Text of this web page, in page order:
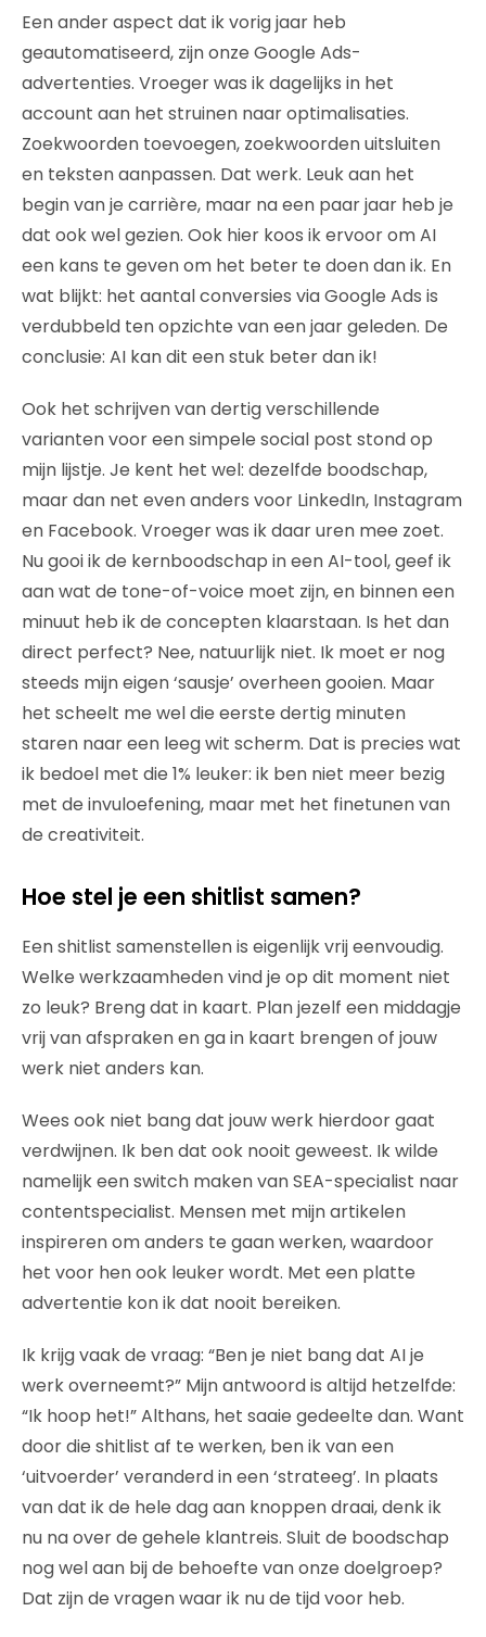
Een ander aspect dat ik vorig jaar heb
geautomatiseerd, zijn onze Google Ads-
advertenties. Vroeger was ik dagelijks in het
account aan het struinen naar optimalisaties.
Zoekwoorden toevoegen, zoekwoorden uitsluiten
en teksten aanpassen. Dat werk. Leuk aan het
begin van je carrière, maar na een paar jaar heb je
dat ook wel gezien. Ook hier koos ik ervoor om AI
een kans te geven om het beter te doen dan ik. En
wat blijkt: het aantal conversies via Google Ads is
verdubbeld ten opzichte van een jaar geleden. De
conclusie: AI kan dit een stuk beter dan ik!
Ook het schrijven van dertig verschillende
varianten voor een simpele social post stond op
mijn lijstje. Je kent het wel: dezelfde boodschap,
maar dan net even anders voor LinkedIn, Instagram
en Facebook. Vroeger was ik daar uren mee zoet.
Nu gooi ik de kernboodschap in een AI-tool, geef ik
aan wat de tone-of-voice moet zijn, en binnen een
minuut heb ik de concepten klaarstaan. Is het dan
direct perfect? Nee, natuurlijk niet. Ik moet er nog
steeds mijn eigen ‘sausje’ overheen gooien. Maar
het scheelt me wel die eerste dertig minuten
staren naar een leeg wit scherm. Dat is precies wat
ik bedoel met die 1% leuker: ik ben niet meer bezig
met de invuloefening, maar met het finetunen van
de creativiteit.
Hoe stel je een shitlist samen?
Een shitlist samenstellen is eigenlijk vrij eenvoudig.
Welke werkzaamheden vind je op dit moment niet
zo leuk? Breng dat in kaart. Plan jezelf een middagje
vrij van afspraken en ga in kaart brengen of jouw
werk niet anders kan.
Wees ook niet bang dat jouw werk hierdoor gaat
verdwijnen. Ik ben dat ook nooit geweest. Ik wilde
namelijk een switch maken van SEA-specialist naar
contentspecialist. Mensen met mijn artikelen
inspireren om anders te gaan werken, waardoor
het voor hen ook leuker wordt. Met een platte
advertentie kon ik dat nooit bereiken.
Ik krijg vaak de vraag: “Ben je niet bang dat AI je
werk overneemt?” Mijn antwoord is altijd hetzelfde:
“Ik hoop het!” Althans, het saaie gedeelte dan. Want
door die shitlist af te werken, ben ik van een
‘uitvoerder’ veranderd in een ‘strateeg’. In plaats
van dat ik de hele dag aan knoppen draai, denk ik
nu na over de gehele klantreis. Sluit de boodschap
nog wel aan bij de behoefte van onze doelgroep?
Dat zijn de vragen waar ik nu de tijd voor heb.